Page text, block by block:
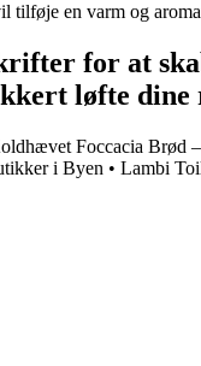
tilføje en varm og
for at
løfte
Foccacia Brød
i Byen • Lambi